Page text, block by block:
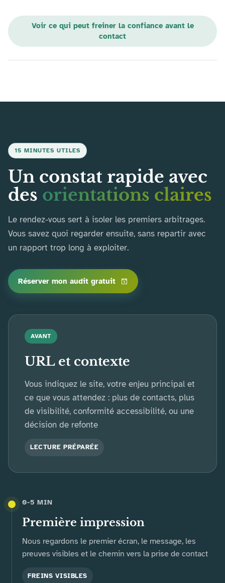
Voir ce qui peut freiner la confiance avant le
contact
15 MINUTES UTILES
Un constat rapide avec
des orientations claires
Le rendez-vous sert à isoler les premiers arbitrages.
Vous savez quoi regarder ensuite, sans repartir avec
un rapport trop long à exploiter.
Réserver mon audit gratuit
AVANT
URL et contexte
Vous indiquez le site, votre enjeu principal et
ce que vous attendez : plus de contacts, plus
de visibilité, conformité accessibilité, ou une
décision de refonte
LECTURE PRÉPARÉE
0-5 MIN
Première impression
Nous regardons le premier écran, le message, les
preuves visibles et le chemin vers la prise de contact
FREINS VISIBLES